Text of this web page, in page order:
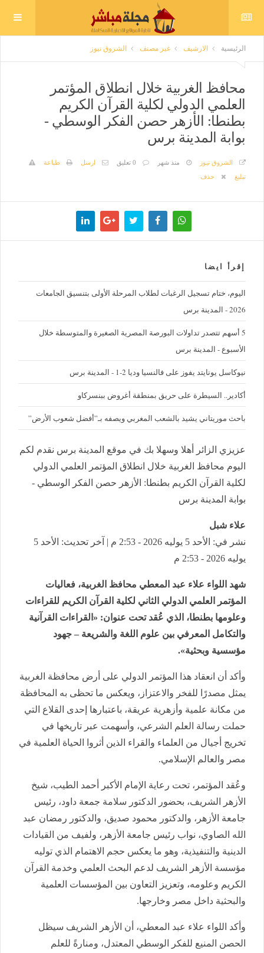
الرئيسية الارشيف غير مصنف الشروق نيوز
محافظ الغربية خلال انطلاق المؤتمر
العلمي الدولي لكلية القرآن الكريم
بطنطا: الأزهر حصن الفكر الوسطي -
بوابة المدينة برس
الشروق نيوز منذ شهر 0 تعليق ارسل
طباعة
تبليغ
حذف
إقرأ ايضا
اليوم، ختام تسجيل الرغبات لطلاب المرحلة الأولى بتنسيق الجامعات
2026 - المدينة برس
5 أسهم تتصدر تداولات البورصة المصرية الصغيرة والمتوسطة خلال
الأسبوع - المدينة برس
نيوكاسل يونايتد يفوز على فالنسيا وديا 2-1 - المدينة برس
أكادير.. السيطرة على حريق بمنطقة أغروض ببنسركاو
باحث موريتاني يشيد بالشعب المغربي ويصفه بـ”أفضل شعوب الأرض”
عزيزي الزائر أهلا وسهلا بك في موقع المدينة برس نقدم لكم
اليوم محافظ الغربية خلال انطلاق المؤتمر العلمي الدولي
لكلية القرآن الكريم بطنطا: الأزهر حصن الفكر الوسطي -
بوابة المدينة برس
علاء شبل
نشر في: الأحد 5 يوليه 2026 - 2:53 م | آخر تحديث: الأحد 5
يوليه 2026 - 2:53 م
شهد اللواء علاء عبد المعطي محافظ الغربية، فعاليات
المؤتمر العلمي الدولي الثاني لكلية القرآن الكريم للقراءات
وعلومها بطنطا، الذي عُقد تحت عنوان: «القراءات القرآنية
والتكامل المعرفي بين علوم اللغة والشريعة – جهود
مؤسسية وبحثية».
وأكد أن انعقاد هذا المؤتمر الدولي على أرض محافظة الغربية
يمثل مصدرًا للفخر والاعتزاز، ويعكس ما تحظى به المحافظة
من مكانة علمية وأزهرية عريقة، باعتبارها إحدى القلاع التي
حملت رسالة العلم الشرعي، وأسهمت عبر تاريخها في
تخريج أجيال من العلماء والقراء الذين أثروا الحياة العلمية في
مصر والعالم الإسلامي.
وعُقد المؤتمر، تحت رعاية الإمام الأكبر أحمد الطيب، شيخ
الأزهر الشريف، بحضور الدكتور سلامة جمعة داود، رئيس
جامعة الأزهر، والدكتور محمود صديق، والدكتور رمضان عبد
الله الصاوي، نواب رئيس جامعة الأزهر، ولفيف من القيادات
الدينية والتنفيذية، وهو ما يعكس حجم الاهتمام الذي توليه
مؤسسة الأزهر الشريف لدعم البحث العلمي وخدمة القرآن
الكريم وعلومه، وتعزيز التعاون بين المؤسسات العلمية
والبحثية داخل مصر وخارجها.
وأكد اللواء علاء عبد المعطي، أن الأزهر الشريف سيظل
الحصن المنيع للفكر الوسطي المعتدل، ومنارةً للعلم